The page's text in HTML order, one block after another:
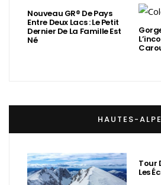
Nouveau GR® De Pays
Entre Deux Lacs : Le Petit
Dernier De La Famille Est
Né
HAUTES-
Tour
Les